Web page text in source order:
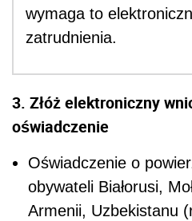
wymaga to
zatrudnienia.
3. Złóż elektroniczny
oświadczenie
Oświadczenie o
obywateli Białorusi,
Armenii, Uzbekistanu